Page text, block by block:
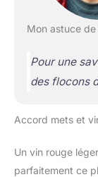
Mon astuce
Pour une
des flocons
Accord mets et
Un vin rouge
parfaitement ce